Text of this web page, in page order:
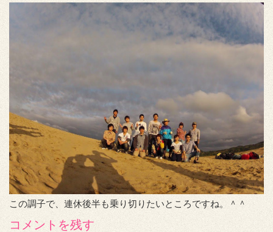
この調子で、連休後半も乗り切りたいところですね。＾＾
コメントを残す